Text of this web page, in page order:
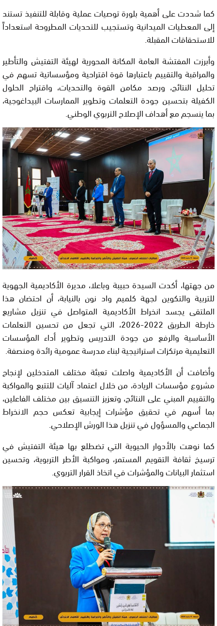
كما شددت على أهمية بلورة توصيات عملية وقابلة للتنفيذ تستند
إلى المعطيات الميدانية وتستجيب للتحديات المطروحة استعداداً
للاستحقاقات المقبلة.
وأبرزت المفتشة العامة المكانة المحورية لهيئة التفتيش والتأطير
والمراقبة والتقييم باعتبارها قوة اقتراحية ومؤسساتية تسهم في
تحليل النتائج، ورصد مكامن القوة والتحديات، واقتراح الحلول
الكفيلة بتحسين جودة التعلمات وتطوير الممارسات البيداغوجية،
بما ينسجم مع أهداف الإصلاح التربوي الوطني.
من جهتها، أكدت السيدة حبيبة وباعلا، مديرة الأكاديمية الجهوية
للتربية والتكوين لجهة كلميم واد نون بالنيابة، أن احتضان هذا
الملتقى يجسد انخراط الأكاديمية المتواصل في تنزيل مشاريع
خارطة الطريق 2022-2026، التي تجعل من تحسين التعلمات
الأساسية والرفع من جودة التدريس وتطوير أداء المؤسسات
التعليمية مرتكزات استراتيجية لبناء مدرسة عمومية رائدة ومنصفة.
وأضافت أن الأكاديمية واصلت تعبئة مختلف المتدخلين لإنجاح
مشروع مؤسسات الريادة، من خلال اعتماد آليات للتتبع والمواكبة
والتقييم المبني على النتائج، وتعزيز التنسيق بين مختلف الفاعلين،
بما أسهم في تحقيق مؤشرات إيجابية تعكس حجم الانخراط
الجماعي والمسؤول في تنزيل هذا الورش الإصلاحي.
كما نوهت بالأدوار الحيوية التي تضطلع بها هيئة التفتيش في
ترسيخ ثقافة التقويم المستمر، ومواكبة الأطر التربوية، وتحسين
استثمار البيانات والمؤشرات في اتخاذ القرار التربوي.